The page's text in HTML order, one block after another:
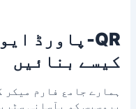
کیسے بنائیں
ہمارے جامع فارم